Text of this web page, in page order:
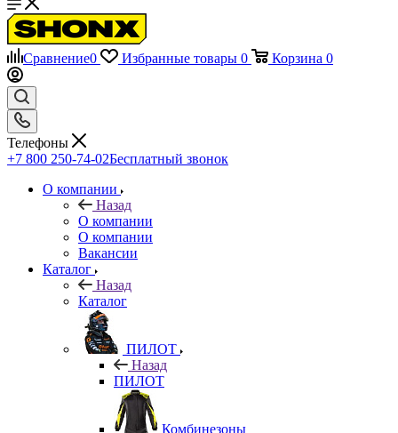
Сравнение0 Избранные товары 0 Корзина 0
Телефоны
+7 800 250-74-02Бесплатный звонок
О компании
Назад
О компании
О компании
Вакансии
Каталог
Назад
Каталог
ПИЛОТ
Назад
ПИЛОТ
Комбинезоны